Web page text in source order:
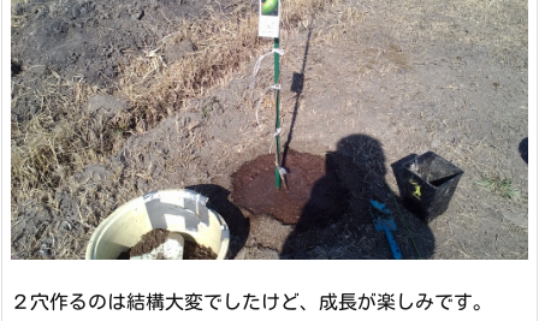
２穴作るのは結構大変でしたけど、成長が楽しみです。